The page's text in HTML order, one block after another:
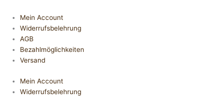
Mein Account
Widerrufsbelehrung
AGB
Bezahlmöglichkeiten
Versand
Mein Account
Widerrufsbelehrung